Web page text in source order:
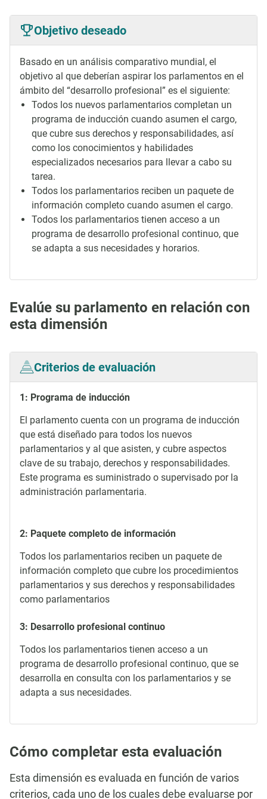
Objetivo deseado
Basado en un análisis comparativo mundial, el
objetivo al que deberían aspirar los parlamentos en el
ámbito del “desarrollo profesional” es el siguiente:
Todos los nuevos parlamentarios completan un
programa de inducción cuando asumen el cargo,
que cubre sus derechos y responsabilidades, así
como los conocimientos y habilidades
especializados necesarios para llevar a cabo su
tarea.
Todos los parlamentarios reciben un paquete de
información completo cuando asumen el cargo.
Todos los parlamentarios tienen acceso a un
programa de desarrollo profesional continuo, que
se adapta a sus necesidades y horarios.
Evalúe su parlamento en relación con
esta dimensión
Criterios de evaluación
1: Programa de inducción
El parlamento cuenta con un programa de inducción
que está diseñado para todos los nuevos
parlamentarios y al que asisten, y cubre aspectos
clave de su trabajo, derechos y responsabilidades.
Este programa es suministrado o supervisado por la
administración parlamentaria.
2: Paquete completo de información
Todos los parlamentarios reciben un paquete de
información completo que cubre los procedimientos
parlamentarios y sus derechos y responsabilidades
como parlamentarios
3: Desarrollo profesional continuo
Todos los parlamentarios tienen acceso a un
programa de desarrollo profesional continuo, que se
desarrolla en consulta con los parlamentarios y se
adapta a sus necesidades.
Cómo completar esta evaluación
Esta dimensión es evaluada en función de varios
criterios, cada uno de los cuales debe evaluarse por